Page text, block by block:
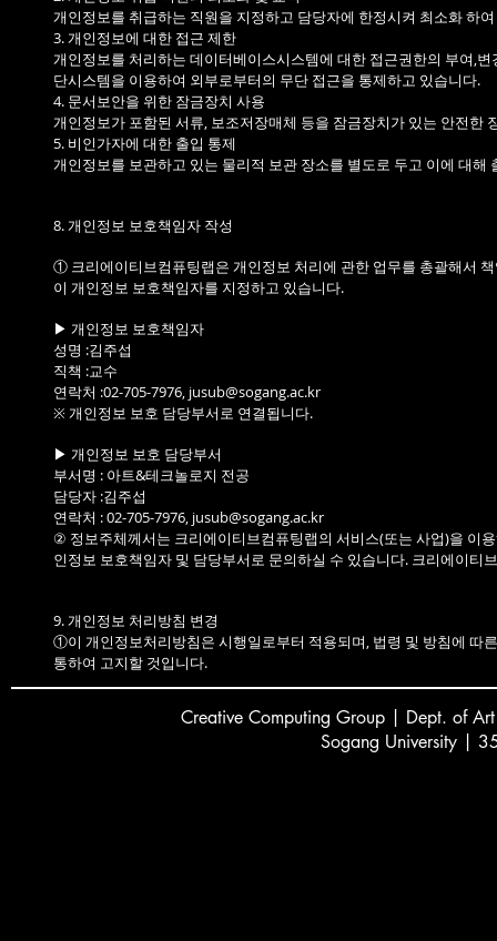
개인정보를 취급하는 직원을 지정하고 담당자에 한정시켜 최소화 하
3. 개인정보에 대한 접근 제한
개인정보를 처리하는 데이터베이스시스템에 대한 접근권한의 부여,
단시스템을 이용하여 외부로부터의 무단 접근을 통제하고 있습니다.
4. 문서보안을 위한 잠금장치 사용
개인정보가 포함된 서류, 보조저장매체 등을 잠금장치가 있는 안전한
5. 비인가자에 대한 출입 통제
개인정보를 보관하고 있는 물리적 보관 장소를 별도로 두고 이에 대해
8. 개인정보 보호책임자 작성
① 크리에이티브컴퓨팅랩은 개인정보 처리에 관한 업무를 총괄해서
이 개인정보 보호책임자를 지정하고 있습니다.
▶ 개인정보 보호책임자
성명 :김주섭
직책 :교수
연락처 :02-705-7976, jusub@sogang.ac.kr
※ 개인정보 보호 담당부서로 연결됩니다.
▶ 개인정보 보호 담당부서
부서명 : 아트&테크놀로지 전공
담당자 :김주섭
연락처 : 02-705-7976, jusub@sogang.ac.kr
② 정보주체께서는 크리에이티브컴퓨팅랩의 서비스(또는 사업)을 이
인정보 보호책임자 및 담당부서로 문의하실 수 있습니다. 크리에이
9. 개인정보 처리방침 변경
①이 개인정보처리방침은 시행일로부터 적용되며, 법령 및 방침에 따
통하여 고지할 것입니다.
CreativeComputing Group | Dept. of
Sogang University |